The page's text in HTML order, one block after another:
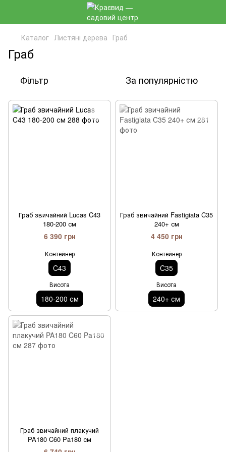
Каталог Листяні дерева Граб
Граб
Фільтр За популярністю
Граб звичайний Lucas C43
180-200 см
6 390 грн
Контейнер
C43
Висота
180-200 см
Граб звичайний Fastigiata C35
240+ см
4 450 грн
Контейнер
C35
Висота
240+ см
Граб звичайний плакучий
PA180 C60 Pa180 см